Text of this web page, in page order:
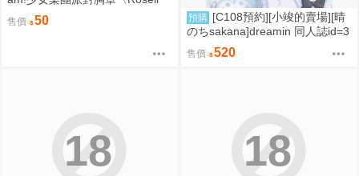
a〉-〈湊友希那/冰川紗夜/今井麗
莎/宇田川亞子/白金燐子〉
售價 50 預購 [C108預約][小竣的賣場][晴
のちsakana]dreamin 同人誌id=3
787402
售價 520
18 18